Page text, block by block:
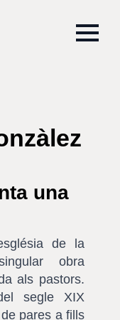
una
de la
obra
als pastors.
segle XIX
pares a fills